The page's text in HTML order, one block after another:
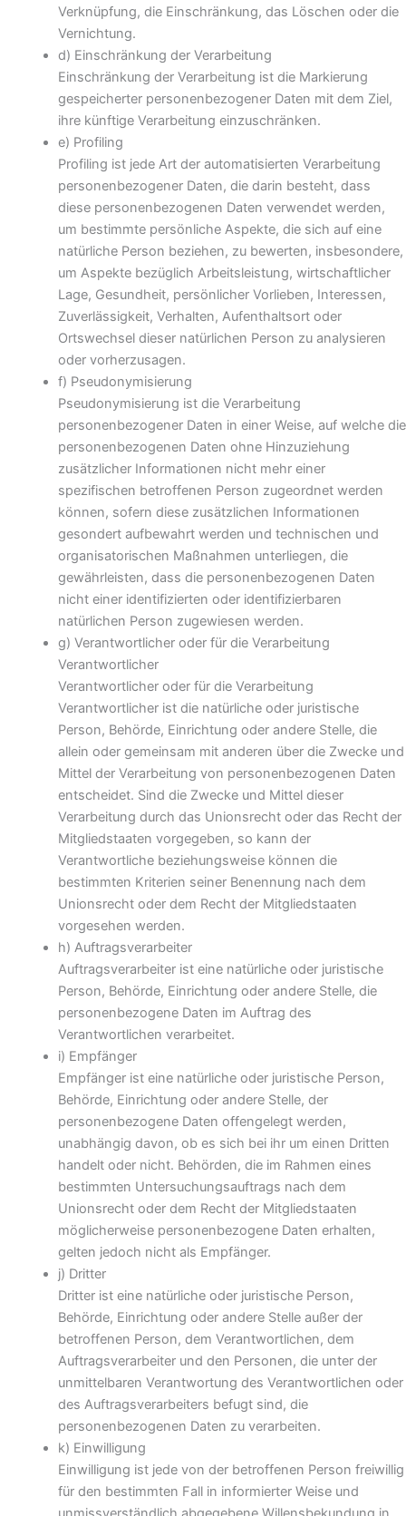
Verknüpfung, die Einschränkung, das Löschen oder die
Vernichtung.
d) Einschränkung der Verarbeitung
Einschränkung der Verarbeitung ist die Markierung
gespeicherter personenbezogener Daten mit dem Ziel,
ihre künftige Verarbeitung einzuschränken.
e) Profiling
Profiling ist jede Art der automatisierten Verarbeitung
personenbezogener Daten, die darin besteht, dass
diese personenbezogenen Daten verwendet werden,
um bestimmte persönliche Aspekte, die sich auf eine
natürliche Person beziehen, zu bewerten, insbesondere,
um Aspekte bezüglich Arbeitsleistung, wirtschaftlicher
Lage, Gesundheit, persönlicher Vorlieben, Interessen,
Zuverlässigkeit, Verhalten, Aufenthaltsort oder
Ortswechsel dieser natürlichen Person zu analysieren
oder vorherzusagen.
f) Pseudonymisierung
Pseudonymisierung ist die Verarbeitung
personenbezogener Daten in einer Weise, auf welche die
personenbezogenen Daten ohne Hinzuziehung
zusätzlicher Informationen nicht mehr einer
spezifischen betroffenen Person zugeordnet werden
können, sofern diese zusätzlichen Informationen
gesondert aufbewahrt werden und technischen und
organisatorischen Maßnahmen unterliegen, die
gewährleisten, dass die personenbezogenen Daten
nicht einer identifizierten oder identifizierbaren
natürlichen Person zugewiesen werden.
g) Verantwortlicher oder für die Verarbeitung
Verantwortlicher
Verantwortlicher oder für die Verarbeitung
Verantwortlicher ist die natürliche oder juristische
Person, Behörde, Einrichtung oder andere Stelle, die
allein oder gemeinsam mit anderen über die Zwecke und
Mittel der Verarbeitung von personenbezogenen Daten
entscheidet. Sind die Zwecke und Mittel dieser
Verarbeitung durch das Unionsrecht oder das Recht der
Mitgliedstaaten vorgegeben, so kann der
Verantwortliche beziehungsweise können die
bestimmten Kriterien seiner Benennung nach dem
Unionsrecht oder dem Recht der Mitgliedstaaten
vorgesehen werden.
h) Auftragsverarbeiter
Auftragsverarbeiter ist eine natürliche oder juristische
Person, Behörde, Einrichtung oder andere Stelle, die
personenbezogene Daten im Auftrag des
Verantwortlichen verarbeitet.
i) Empfänger
Empfänger ist eine natürliche oder juristische Person,
Behörde, Einrichtung oder andere Stelle, der
personenbezogene Daten offengelegt werden,
unabhängig davon, ob es sich bei ihr um einen Dritten
handelt oder nicht. Behörden, die im Rahmen eines
bestimmten Untersuchungsauftrags nach dem
Unionsrecht oder dem Recht der Mitgliedstaaten
möglicherweise personenbezogene Daten erhalten,
gelten jedoch nicht als Empfänger.
j) Dritter
Dritter ist eine natürliche oder juristische Person,
Behörde, Einrichtung oder andere Stelle außer der
betroffenen Person, dem Verantwortlichen, dem
Auftragsverarbeiter und den Personen, die unter der
unmittelbaren Verantwortung des Verantwortlichen oder
des Auftragsverarbeiters befugt sind, die
personenbezogenen Daten zu verarbeiten.
k) Einwilligung
Einwilligung ist jede von der betroffenen Person freiwillig
für den bestimmten Fall in informierter Weise und